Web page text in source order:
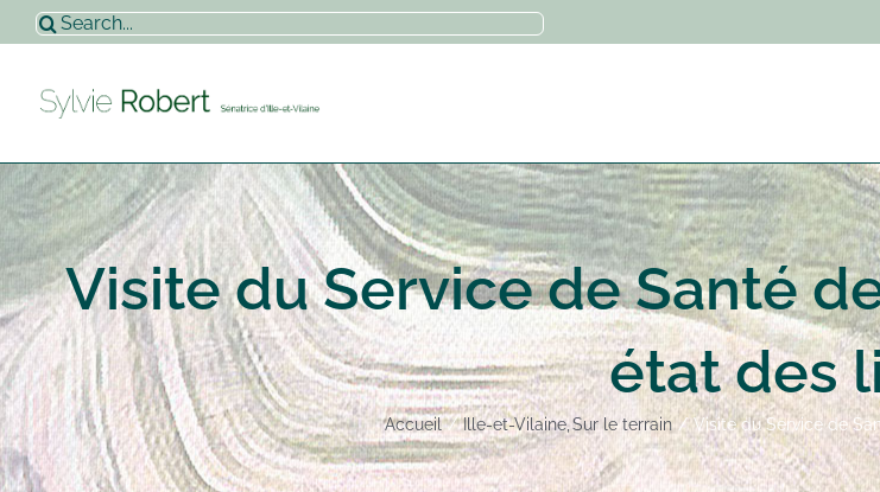
Passer
au
Rechercher:
Visite du Service de Santé
état des
Accueil Ille-et-Vilaine Sur le terrain Visite du Service de